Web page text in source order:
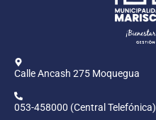
Calle Ancash 275 Moquegua
053-458000 (Central Telefónica)